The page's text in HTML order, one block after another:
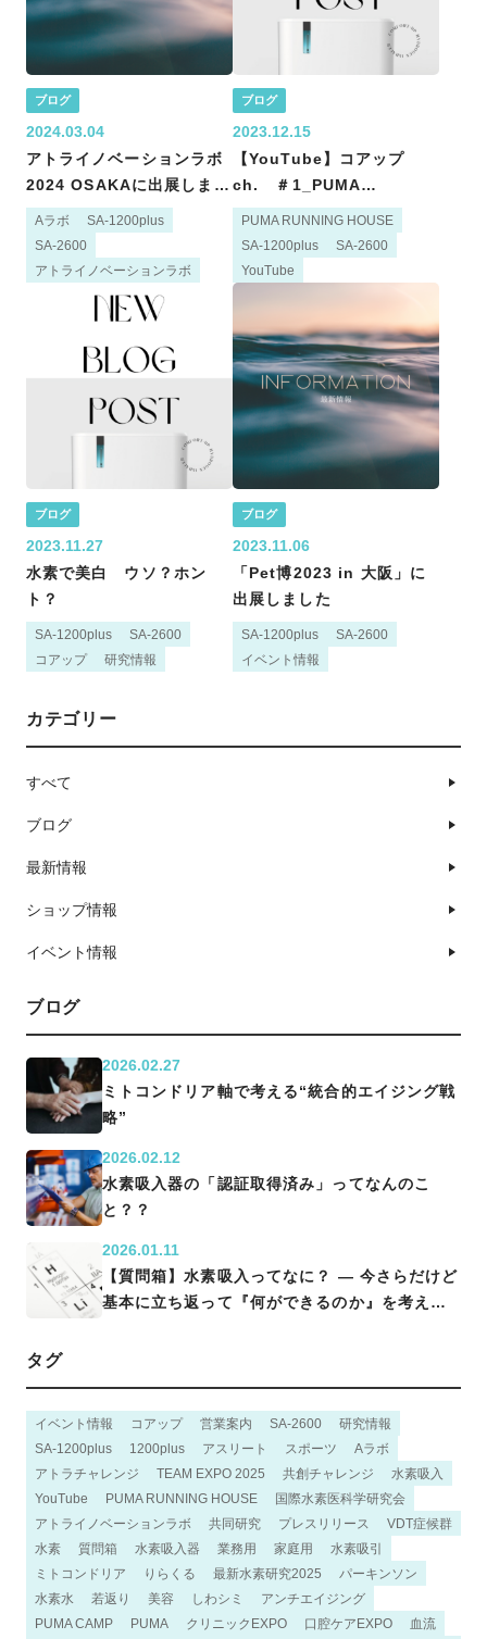
ブログ
2024.03.04
アトライノベーションラボ
2024 OSAKAに出展しまし
た
Aラボ
SA-1200plus
SA-2600
アトライノベーションラボ
ブログ
2023.12.15
【YouTube】コアップ
ch. ＃1_PUMA
RUNNING HOUSEを公開
しました
PUMA RUNNING HOUSE
SA-1200plus
SA-2600
YouTube
ブログ
2023.11.27
水素で美白 ウソ？ホン
ト？
SA-1200plus
SA-2600
コアップ
研究情報
ブログ
2023.11.06
「Pet博2023 in 大阪」に
出展しました
SA-1200plus
SA-2600
イベント情報
カテゴリー
すべて
ブログ
最新情報
ショップ情報
イベント情報
ブログ
2026.02.27
ミトコンドリア軸で考える“統合的エイジング戦
略”
2026.02.12
水素吸入器の「認証取得済み」ってなんのこ
と？？
2026.01.11
【質問箱】水素吸入ってなに？ ― 今さらだけど
基本に立ち返って『何ができるのか』を考える
タグ
イベント情報 コアップ 営業案内 SA-2600
研究情報
SA-1200plus
1200plus アスリート スポーツ
Aラボ
アトラチャレンジ
TEAM EXPO 2025 共創チャレンジ
水素吸入
YouTube
PUMA RUNNING HOUSE
国際水素医科学研究会
アトライノベーションラボ
共同研究 プレスリリース
VDT症候群
水素
質問箱 水素吸入器 業務用 家庭用
水素吸引
ミトコンドリア
りらくる 最新水素研究2025
パーキンソン
水素水
若返り 美容 しわシミ
アンチエイジング
PUMA CAMP
PUMA クリニックEXPO 口腔ケアEXPO 血流